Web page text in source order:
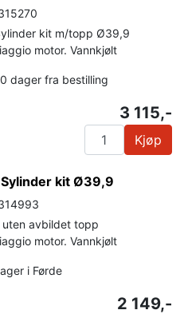
kit m/topp Ø39,9
motor. Vannkjølt
dager fra bestilling
3 115,-
Kjøp
kit Ø39,9
uten avbildet topp
motor. Vannkjølt
i Førde
2 149,-